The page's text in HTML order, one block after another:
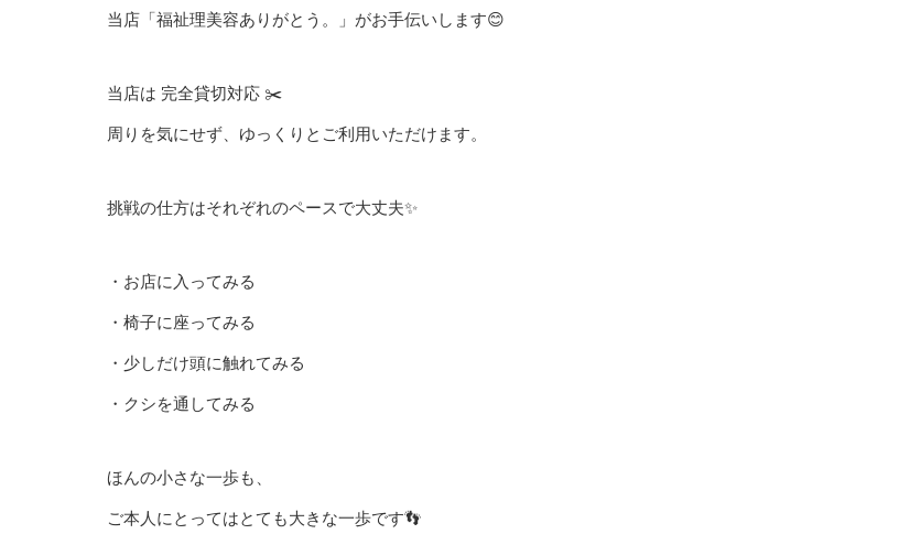
当店「福祉理美容ありがとう。」がお手伝いします😊
当店は 完全貸切対応 ✂️
周りを気にせず、ゆっくりとご利用いただけます。
挑戦の仕方はそれぞれのペースで大丈夫✨
・お店に入ってみる
・椅子に座ってみる
・少しだけ頭に触れてみる
・クシを通してみる
ほんの小さな一歩も、
ご本人にとってはとても大きな一歩です👣